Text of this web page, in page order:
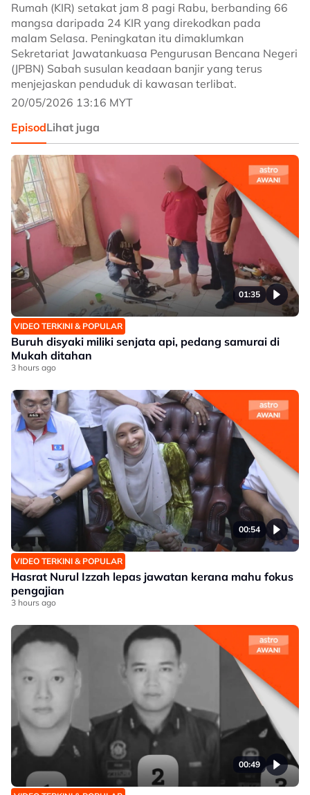
Rumah (KIR) setakat jam 8 pagi Rabu, berbanding 66
mangsa daripada 24 KIR yang direkodkan pada
malam Selasa. Peningkatan itu dimaklumkan
Sekretariat Jawatankuasa Pengurusan Bencana Negeri
(JPBN) Sabah susulan keadaan banjir yang terus
menjejaskan penduduk di kawasan terlibat.
20/05/2026 13:16 MYT
EpisodLihat juga
01:35
VIDEO TERKINI & POPULAR
Buruh disyaki miliki senjata api, pedang samurai di
Mukah ditahan
3 hours ago
00:54
VIDEO TERKINI & POPULAR
Hasrat Nurul Izzah lepas jawatan kerana mahu fokus
pengajian
3 hours ago
00:49